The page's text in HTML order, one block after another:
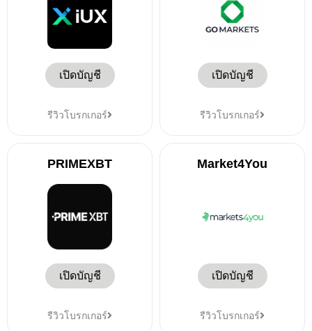
เปิดบัญชี
รีวิวโบรกเกอร์
เปิดบัญชี
รีวิวโบรกเกอร์
PRIMEXBT
เปิดบัญชี
รีวิวโบรกเกอร์
Market4You
เปิดบัญชี
รีวิวโบรกเกอร์